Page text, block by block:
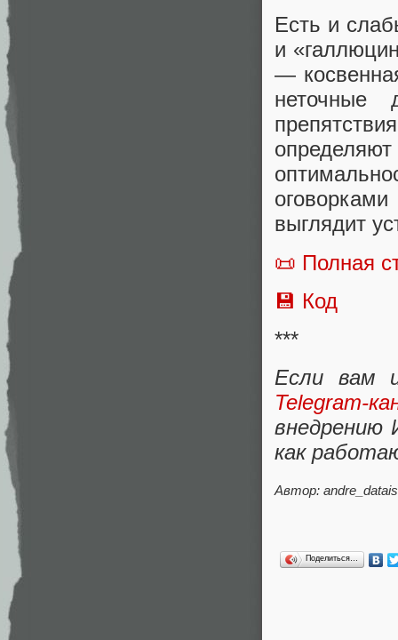
Есть и
и
—
неточные
выглядит
📜 Полная
💾 Код
***
Если вам
внедрению
как
Автор:
Поделиться…